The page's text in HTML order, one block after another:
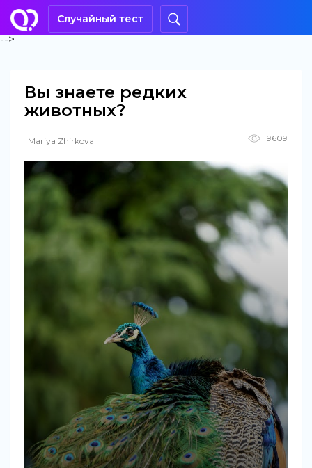
Случайный тест
-->
Вы знаете редких
животных?
Mariya Zhirkova 9609